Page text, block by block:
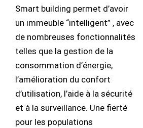
Smart building permet d’avoir
un immeuble “intelligent” , avec
de nombreuses fonctionnalités
telles que la gestion de la
consommation d’énergie,
l’amélioration du confort
d’utilisation, l’aide à la sécurité
et à la surveillance. Une fierté
pour les populations